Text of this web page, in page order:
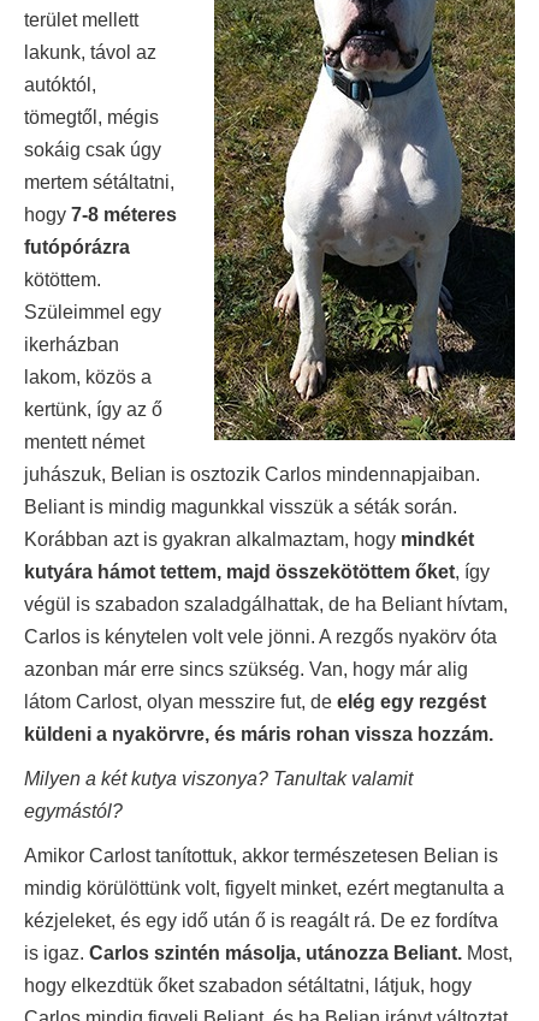
terület mellett
lakunk, távol az
autóktól,
tömegtől, mégis
sokáig csak úgy
mertem sétáltatni,
hogy 7-8 méteres
futópórázra
kötöttem.
Szüleimmel egy
ikerházban
lakom, közös a
kertünk, így az ő
mentett német
juhászuk, Belian is osztozik Carlos mindennapjaiban.
Beliant is mindig magunkkal visszük a séták során.
Korábban azt is gyakran alkalmaztam, hogy mindkét
kutyára hámot tettem, majd összekötöttem őket, így
végül is szabadon szaladgálhattak, de ha Beliant hívtam,
Carlos is kénytelen volt vele jönni. A rezgős nyakörv óta
azonban már erre sincs szükség. Van, hogy már alig
látom Carlost, olyan messzire fut, de elég egy rezgést
küldeni a nyakörvre, és máris rohan vissza hozzám.
Milyen a két kutya viszonya? Tanultak valamit
egymástól?
Amikor Carlost tanítottuk, akkor természetesen Belian is
mindig körülöttünk volt, figyelt minket, ezért megtanulta a
kézjeleket, és egy idő után ő is reagált rá. De ez fordítva
is igaz. Carlos szintén másolja, utánozza Beliant. Most,
hogy elkezdtük őket szabadon sétáltatni, látjuk, hogy